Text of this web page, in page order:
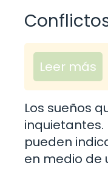
Leer más
Los sueños
pueden
en medio de